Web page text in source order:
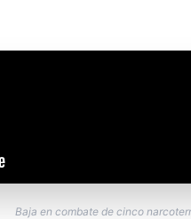
Baja en combate de cinco